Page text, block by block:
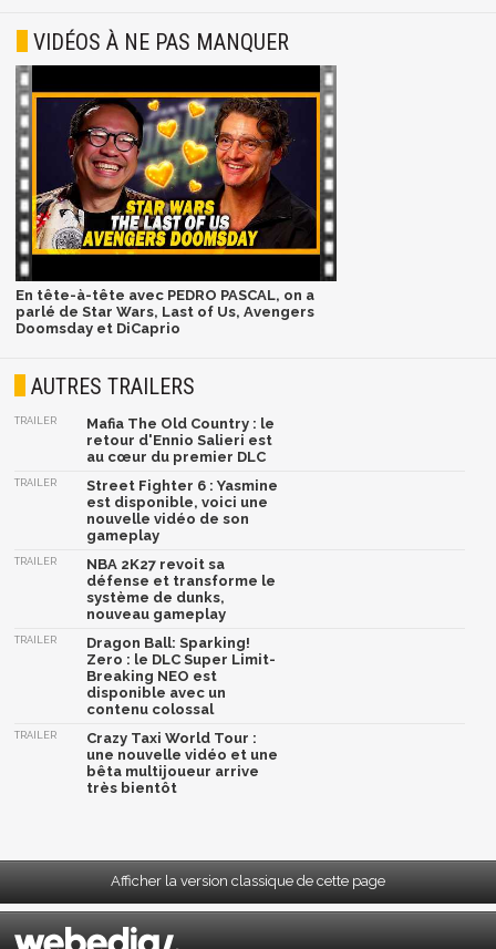
VIDÉOS À NE PAS MANQUER
En tête-à-tête avec PEDRO PASCAL, on a
parlé de Star Wars, Last of Us, Avengers
Doomsday et DiCaprio
AUTRES TRAILERS
TRAILER
Mafia The Old Country : le
retour d'Ennio Salieri est
au cœur du premier DLC
TRAILER
Street Fighter 6 : Yasmine
est disponible, voici une
nouvelle vidéo de son
gameplay
TRAILER
NBA 2K27 revoit sa
défense et transforme le
système de dunks,
nouveau gameplay
TRAILER
Dragon Ball: Sparking!
Zero : le DLC Super Limit-
Breaking NEO est
disponible avec un
contenu colossal
TRAILER
Crazy Taxi World Tour :
une nouvelle vidéo et une
bêta multijoueur arrive
très bientôt
Afficher la version classique de cette page